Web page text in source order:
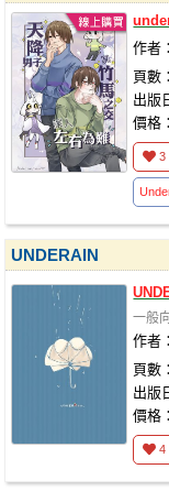
作者
頁數
出版
價格
3
UNDERAIN
一般向
作者：
頁數
出版
價格
4